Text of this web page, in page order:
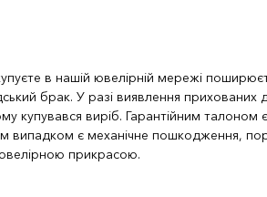
в нашій ювелірній мережі
брак. У разі виявлення прихованих
купувався виріб. Гарантійним талоном
випадком є механічне пошкодження,
прикрасою.